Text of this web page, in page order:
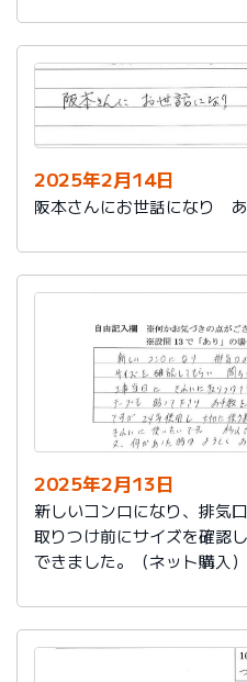
今後ともいろいろお世話に
します。
2025年2月14日
阪本さんにお世話になり あ
2025年2月13日
新しいコンロになり、排気
取りつけ前にサイズを確認
できました。（ネット購入）
汚れないようにするテープ
ました。
８～10年くらいで取り替え